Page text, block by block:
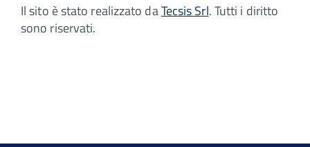
Il sito è stato realizzato daTecsis Srl. Tutti i diritto
sono riservati.